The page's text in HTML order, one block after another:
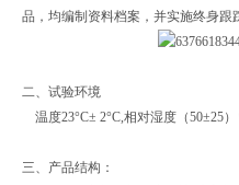
品，均编制资料档案，并实施终身跟
二、试验环境
温度23°C± 2°C,相对湿度（50±25）
三、产品结构：